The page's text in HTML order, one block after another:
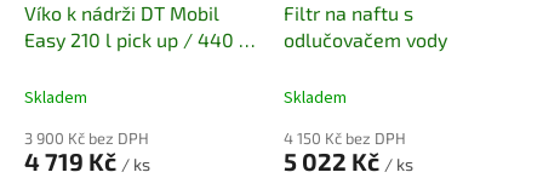
Víko k nádrži DT Mobil
Easy 210 l pick up / 440 l /
Skladem
3 900 Kč bez DPH
4 719 Kč / ks
Filtr na naftu s
odlučovačem vody
Skladem
4 150 Kč bez DPH
5 022 Kč / ks